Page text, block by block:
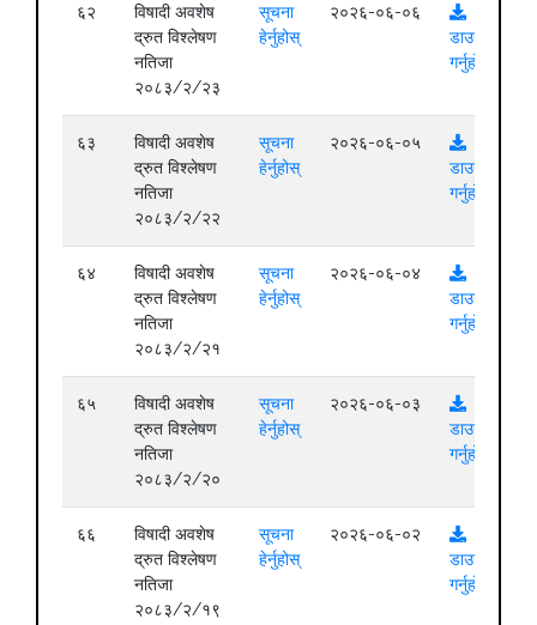
६२
विषादी अवशेष
द्रुत विश्लेषण
नतिजा
२०८३/२/२३
सूचना
हेर्नुहोस्
२०२६-०६-०६
डाउनलोड
गर्नुहोस्
६३
विषादी अवशेष
द्रुत विश्लेषण
नतिजा
२०८३/२/२२
सूचना
हेर्नुहोस्
२०२६-०६-०५
डाउनलोड
गर्नुहोस्
६४
विषादी अवशेष
द्रुत विश्लेषण
नतिजा
२०८३/२/२१
सूचना
हेर्नुहोस्
२०२६-०६-०४
डाउनलोड
गर्नुहोस्
६५
विषादी अवशेष
द्रुत विश्लेषण
नतिजा
२०८३/२/२०
सूचना
हेर्नुहोस्
२०२६-०६-०३
डाउनलोड
गर्नुहोस्
६६
विषादी अवशेष
द्रुत विश्लेषण
नतिजा
२०८३/२/१९
सूचना
हेर्नुहोस्
२०२६-०६-०२
डाउनलोड
गर्नुहोस्